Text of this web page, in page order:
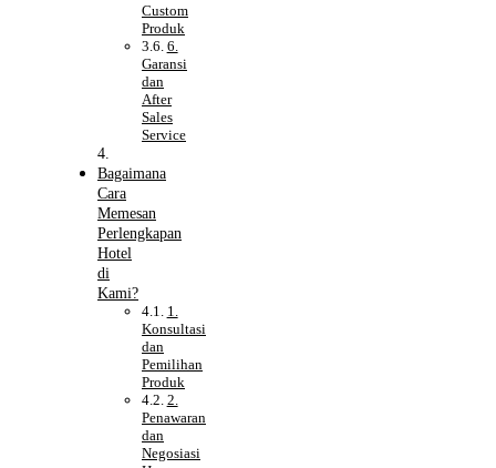
Custom
Produk
6.
Garansi
dan
After
Sales
Service
Bagaimana
Cara
Memesan
Perlengkapan
Hotel
di
Kami?
1.
Konsultasi
dan
Pemilihan
Produk
2.
Penawaran
dan
Negosiasi